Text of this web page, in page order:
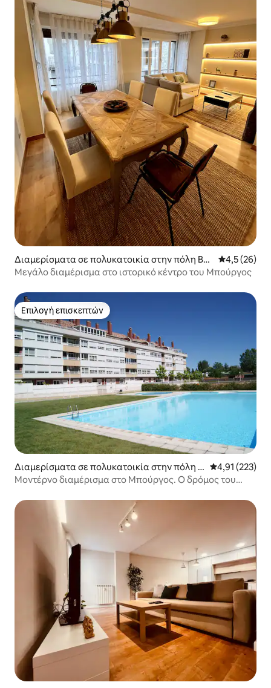
Διαμερίσματα σε πολυκατοικία στην πόλη Bur
gos
Μέση
4,5 (26)
Μεγάλο διαμέρισμα στο ιστορικό κέντρο του Μπούργος
Επιλογή επισκεπτών
Επιλογή επισκεπτών
Διαμερίσματα σε πολυκατοικία στην πόλη B
urgos
Μέση
4,91 (223)
Μοντέρνο διαμέρισμα στο Μπούργος. Ο δρόμος του